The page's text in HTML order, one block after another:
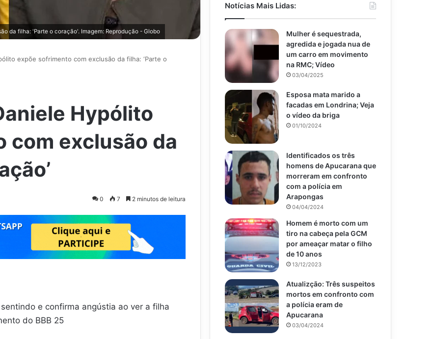
da filha: 'Parte o coração'. Imagem: Reprodução - Globo
expõe sofrimento com exclusão da filha: ‘Parte o
Hypólito
com exclusão da
0 7 2 minutos de leitura
e confirma angústia ao ver a filha
do BBB 25
Notícias Mais Lidas:
Mulher é sequestrada,
agredida e jogada nua de
um carro em movimento
na RMC; Vídeo
03/04/2025
Esposa mata marido a
facadas em Londrina; Veja
o vídeo da briga
01/10/2024
Identificados os três
homens de Apucarana que
morreram em confronto
com a polícia em
Arapongas
04/04/2024
Homem é morto com um
tiro na cabeça pela GCM
por ameaçar matar o filho
de 10 anos
13/12/2023
Atualizção: Três suspeitos
mortos em confronto com
a polícia eram de
Apucarana
03/04/2024